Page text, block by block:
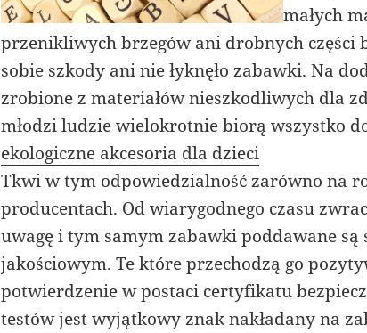
małych
przenikliwych brzegów ani drobnych części
sobie szkody ani nie łyknęło zabawki. Na
zrobione z materiałów nieszkodliwych dla
młodzi ludzie wielokrotnie biorą wszystko
ekologiczne akcesoria dla dzieci
Tkwi w tym odpowiedzialność zarówno na
producentach. Od wiarygodnego czasu
uwagę i tym samym zabawki poddawane są
jakościowym. Te które przechodzą go
potwierdzenie w postaci certyfikatu
testów jest wyjątkowy znak nakładany na